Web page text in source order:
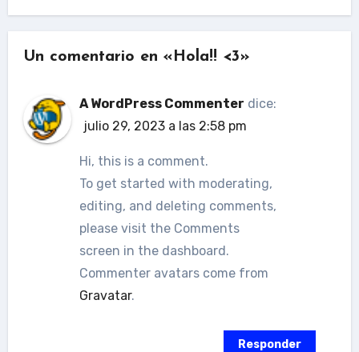
Un comentario en «Hola!! <3»
A WordPress Commenter dice:
julio 29, 2023 a las 2:58 pm
Hi, this is a comment.
To get started with moderating,
editing, and deleting comments,
please visit the Comments
screen in the dashboard.
Commenter avatars come from
Gravatar.
Responder